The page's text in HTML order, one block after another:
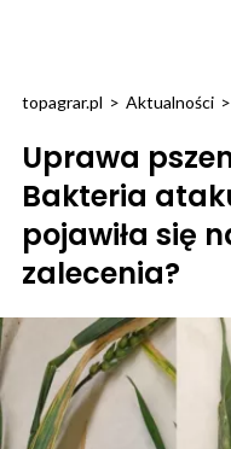
topagrar.pl > Aktualności >
Uprawa
Bakteria
pojawiła się
zalecenia?